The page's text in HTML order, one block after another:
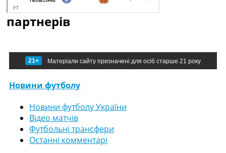
партнерів
21+ Матеріали сайту призначені для осіб старше 21 року
Новини футболу
Новини футболу України
Відео матчів
Футбольні трансфери
Останні комментарі